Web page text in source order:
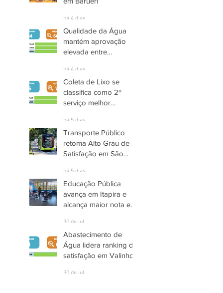
há 4 dias
Qualidade da Água
mantém aprovação
elevada entre
há 4 dias
Coleta de Lixo se
classifica como 2º
serviço melhor
de Parnaíba
há 5 dias
Transporte Público
retoma Alto Grau de
Satisfação em São
há 5 dias
Educação Pública
avança em Itapira e
alcança maior nota em
30 de jul.
Abastecimento de
Água lidera ranking de
satisfação em Valinhos
30 de jul.